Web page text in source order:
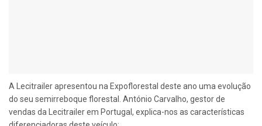
A Lecitrailer apresentou na Expoflorestal deste ano uma evolução
do seu semirreboque florestal. António Carvalho, gestor de
vendas da Lecitrailer em Portugal, explica-nos as características